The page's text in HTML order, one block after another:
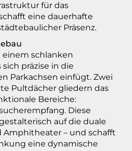
für das
eine dauerhafte
Präsenz.
schlanken
sich präzise in die
Parkachsen einfügt. Zwei
Pultdächer gliedern das
Bereiche:
Diese
auf die duale
Amphitheater – und schafft
eine dynamische